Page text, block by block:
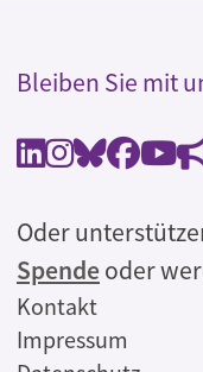
Bleiben Sie mit
Oder
Spendeoder
Rechtliches
Kontakt
Impressum